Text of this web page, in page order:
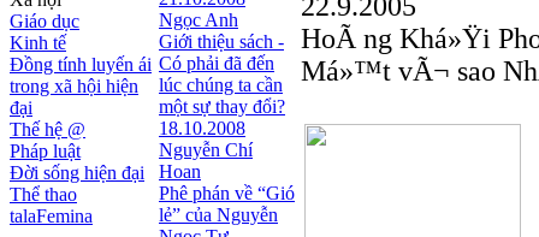
Giáo dục
Kinh tế
Đồng tính luyến ái
trong xã hội hiện
đại
Thế hệ @
Pháp luật
Đời sống hiện đại
Thể thao
talaFemina
Ngọc Anh
Giới thiệu sách -
Có phải đã đến
lúc chúng ta cần
một sự thay đổi?
18.10.2008
Nguyễn Chí
Hoan
Phê phán về “Gió
lẻ” của Nguyễn
HoÃ ng Khá»Ÿi
Má»™t vÃ¬ sao